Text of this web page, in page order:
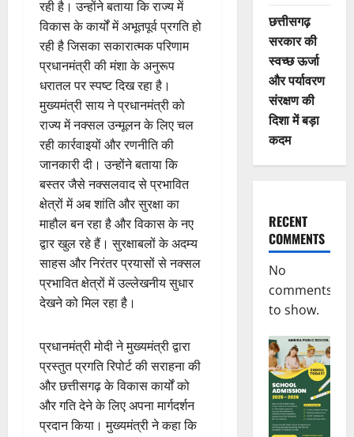
रही है। उन्होंने बताया कि राज्य में
विकास के कार्यों में अभूतपूर्व प्रगति हो
रही है जिसका सकारात्मक परिणाम
प्रधानमंत्री की मंशा के अनुरूप
धरातल पर स्पष्ट दिख रहा है।
मुख्यमंत्री साय ने प्रधानमंत्री को
राज्य में नक्सल उन्मूलन के लिए चल
रही कार्रवाइयों और रणनीति की
जानकारी दी। उन्होंने बताया कि
बस्तर जैसे नक्सलवाद से प्रभावित
क्षेत्रों में अब शांति और सुरक्षा का
माहौल बन रहा है और विकास के नए
द्वार खुल रहे हैं। सुरक्षाबलों के अदम्य
साहस और निरंतर प्रयासों से नक्सल
प्रभावित क्षेत्रों में उल्लेखनीय सुधार
देखने को मिल रहा है।
प्रधानमंत्री मोदी ने मुख्यमंत्री द्वारा
प्रस्तुत प्रगति रिपोर्ट की सराहना की
और छत्तीसगढ़ के विकास कार्यों को
और गति देने के लिए अपना मार्गदर्शन
प्रदान किया। मुख्यमंत्री ने कहा कि
छत्तीसगढ़
सरकार की
स्वच्छ ऊर्जा
और पर्यावरण
संरक्षण की
दिशा में बड़ा
कदम
RECENT
COMMENTS
No
comments
to show.